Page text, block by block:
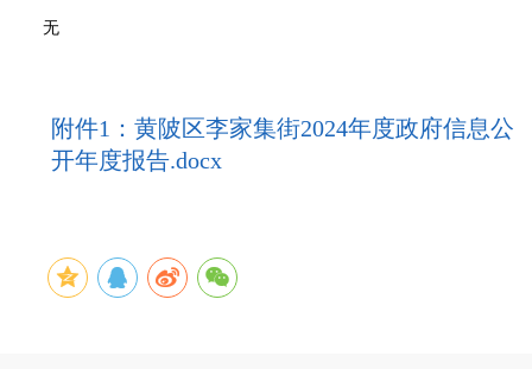
无
附件1：黄陂区李家集街2024年度政府信息公
开年度报告.docx